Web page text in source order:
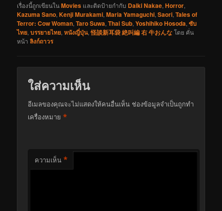
เรื่องนี้ถูกเขียนในMovies และติดป้ายกำกับ Daiki Nakae,Horror,
Kazuma Sano,Kenji Murakami,Maria Yamaguchi,Saori,Tales of
Terror: Cow Woman,Taro Suwa,Thai Sub,Yoshihiko Hosoda,ซับ
ไทย,บรรยายไทย,หนังญี่ปุ่น,怪談新耳袋 絶叫編 右 牛おんなโดย คั่น
หน้าลิงก์ถาวร
ใส่ความเห็น
อีเมลของคุณจะไม่แสดงให้คนอื่นเห็น ช่องข้อมูลจำเป็นถูกทำ
เครื่องหมาย*
ความเห็น *